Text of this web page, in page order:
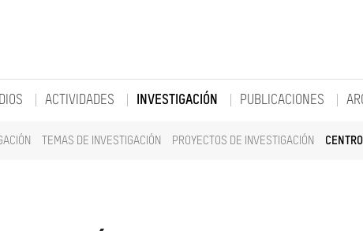
ACTIVIDADES INVESTIGACIÓN
TEMAS DE INVESTIGACIÓN PROYECTOS DE INVESTIGACIÓN
PUBLICACIONES